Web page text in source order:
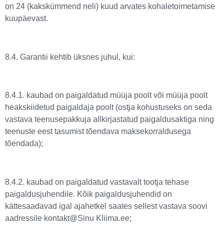
on 24 (kakskümmend neli) kuud arvates kohaletoimetamise
kuupäevast.
8.4. Garantii kehtib üksnes juhul, kui:
8.4.1. kaubad on paigaldatud müüja poolt või müüja poolt
heakskiidetud paigaldaja poolt (ostja kohustuseks on seda
vastava teenusepakkuja allkirjastatud paigaldusaktiga ning
teenuste eest tasumist tõendava maksekorraldusega
tõendada);
8.4.2. kaubad on paigaldatud vastavalt tootja tehase
paigaldusjuhendile. Kõik paigaldusjuhendid on
kättesaadavad igal ajahetkel saates sellest vastava soovi
aadressile kontakt@Sinu Kliima.ee;